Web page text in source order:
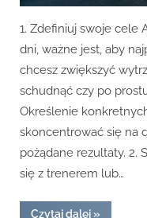
1. Zdefiniuj swoje cele
dni, ważne jest, aby
chcesz zwiększyć
schudnąć czy po
Określenie
skoncentrować się na
pożądane rezultaty. 2.
się z trenerem lub…
Czytaj dalej“Jak
»